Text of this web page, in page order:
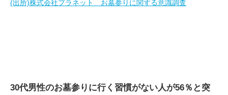
(出所)株式会社プラネット お墓参りに関する意識調査
30代男性のお墓参りに行く習慣がない人が56％と突